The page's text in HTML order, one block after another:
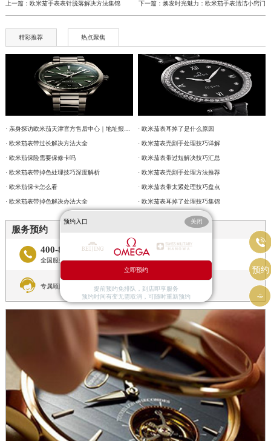
上一篇： 欧米茄手表表针脱落解决方法集锦 下一篇：焕发时光魅力：欧米茄手表清洁小窍门
精彩推荐 热点聚焦
· 欧米茄表带过长解决方法大全
· 欧米茄保险需要保修卡吗
· 欧米茄表带掉色处理技巧深度解析
· 欧米茄保卡怎么看
· 欧米茄表带掉色解决办法大全
· 欧米茄表耳掉了是什么原因
· 欧米茄表壳割手处理技巧详解
· 欧米茄表带过短解决技巧汇总
· 欧米茄表壳割手处理方法推荐
· 欧米茄表带太紧处理技巧盘点
· 欧米茄表耳掉了处理技巧集锦
服务预约
 400-877-2083
全国服务预约热线
 专属顾问在线解答

预约

预约入口 关闭
立即预约
提前预约免排队，到店即享服务
预约时间有变无需取消，可随时重新预约